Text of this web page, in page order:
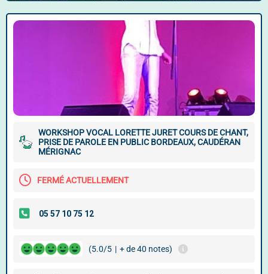
WORKSHOP VOCAL LORETTE JURET COURS DE CHANT,
PRISE DE PAROLE EN PUBLIC BORDEAUX, CAUDÉRAN
MÉRIGNAC
FERMÉ ACTUELLEMENT
(5.0/5 | + de 40 notes)